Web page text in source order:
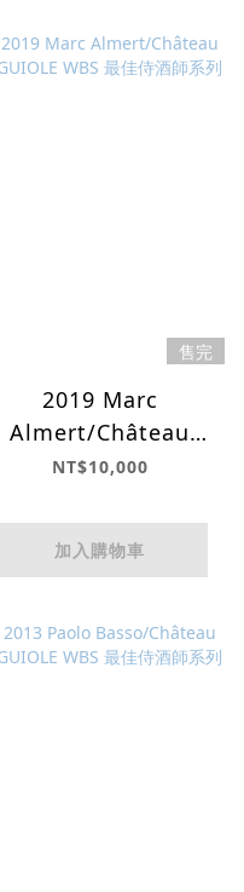
售完
2019 Marc
Almert/Château
LAGUIOLE WBS 最佳
NT$10,000
加入購物車